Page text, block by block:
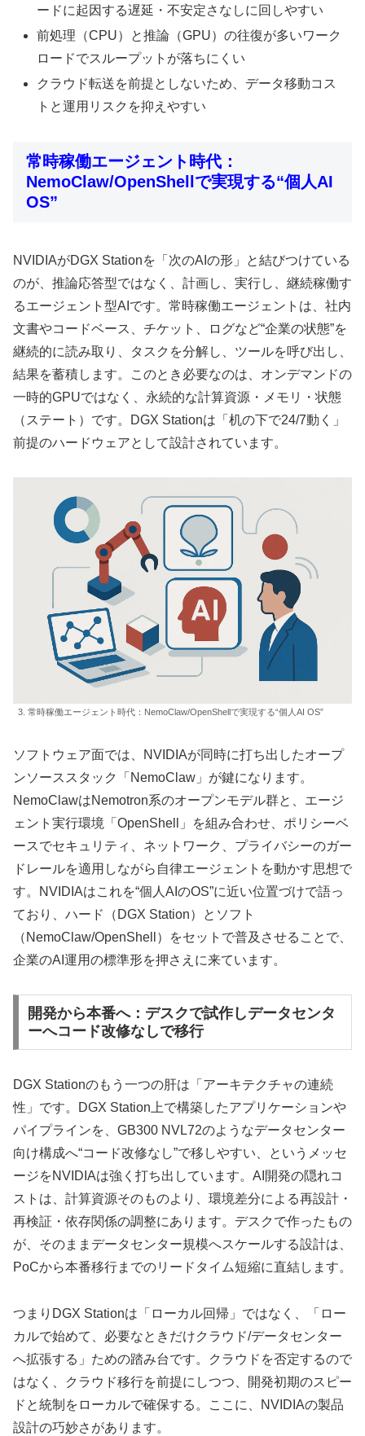
ードに起因する遅延・不安定さなしに回しやすい
前処理（CPU）と推論（GPU）の往復が多いワーク
ロードでスループットが落ちにくい
クラウド転送を前提としないため、データ移動コス
トと運用リスクを抑えやすい
常時稼働エージェント時代：
NemoClaw/OpenShellで実現する“個人AI
OS”
NVIDIAがDGX Stationを「次のAIの形」と結びつけている
のが、推論応答型ではなく、計画し、実行し、継続稼働す
るエージェント型AIです。常時稼働エージェントは、社内
文書やコードベース、チケット、ログなど“企業の状態”を
継続的に読み取り、タスクを分解し、ツールを呼び出し、
結果を蓄積します。このとき必要なのは、オンデマンドの
一時的GPUではなく、永続的な計算資源・メモリ・状態
（ステート）です。DGX Stationは「机の下で24/7動く」
前提のハードウェアとして設計されています。
3. 常時稼働エージェント時代：NemoClaw/OpenShellで実現する“個人AI OS”
ソフトウェア面では、NVIDIAが同時に打ち出したオープ
ンソーススタック「NemoClaw」が鍵になります。
NemoClawはNemotron系のオープンモデル群と、エージ
ェント実行環境「OpenShell」を組み合わせ、ポリシーベ
ースでセキュリティ、ネットワーク、プライバシーのガー
ドレールを適用しながら自律エージェントを動かす思想で
す。NVIDIAはこれを“個人AIのOS”に近い位置づけで語っ
ており、ハード（DGX Station）とソフト
（NemoClaw/OpenShell）をセットで普及させることで、
企業のAI運用の標準形を押さえに来ています。
開発から本番へ：デスクで試作しデータセンタ
ーへコード改修なしで移行
DGX Stationのもう一つの肝は「アーキテクチャの連続
性」です。DGX Station上で構築したアプリケーションや
パイプラインを、GB300 NVL72のようなデータセンター
向け構成へ“コード改修なし”で移しやすい、というメッセ
ージをNVIDIAは強く打ち出しています。AI開発の隠れコ
ストは、計算資源そのものより、環境差分による再設計・
再検証・依存関係の調整にあります。デスクで作ったもの
が、そのままデータセンター規模へスケールする設計は、
PoCから本番移行までのリードタイム短縮に直結します。
つまりDGX Stationは「ローカル回帰」ではなく、「ロー
カルで始めて、必要なときだけクラウド/データセンター
へ拡張する」ための踏み台です。クラウドを否定するので
はなく、クラウド移行を前提にしつつ、開発初期のスピー
ドと統制をローカルで確保する。ここに、NVIDIAの製品
設計の巧妙さがあります。